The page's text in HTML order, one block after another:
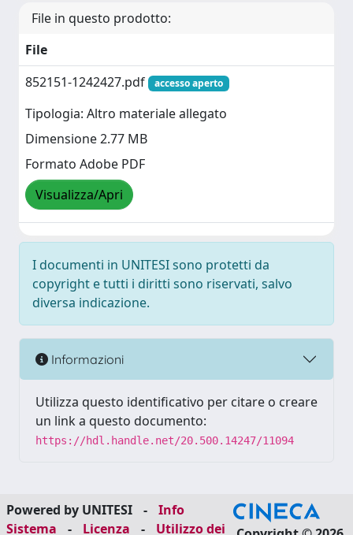
File in questo prodotto:
File
852151-1242427.pdf
accesso aperto
Tipologia: Altro materiale allegato
Dimensione 2.77 MB
Formato Adobe PDF
Visualizza/Apri
I documenti in UNITESI sono protetti da
copyright e tutti i diritti sono riservati, salvo
diversa indicazione.
Informazioni
Utilizza questo identificativo per citare o creare
un link a questo documento:
https://hdl.handle.net/20.500.14247/11094
Powered by UNITESI -
Info
Sistema
- Licenza - Utilizzo dei